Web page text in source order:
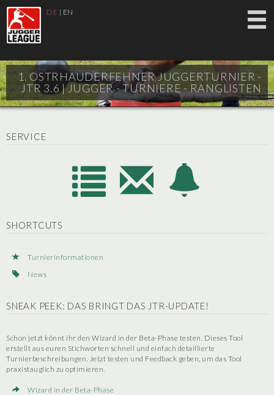
DE | EN
1. OSTRHAUDERFEHNER JUGGERTURNIER -
JTR 3.6 |JUGGER - TURNIERE - RANGLISTEN
SERVICE
SHORTCUTS
Turnierinformationen
News
SNEAK PEEK: DAS BRINGT DAS JTR-UPDATE!
Schon jetzt könnt ihr den Wizard in der Beta-Phase testen. Dieses Tool
erstellt aus euren Stichworten schnell und einfach detaillierte
Turnierbeschreibungen. Jetzt testen und Feedback geben, um das Tool
praxistauglich zu optimieren.
Wizard in der Beta-Phase